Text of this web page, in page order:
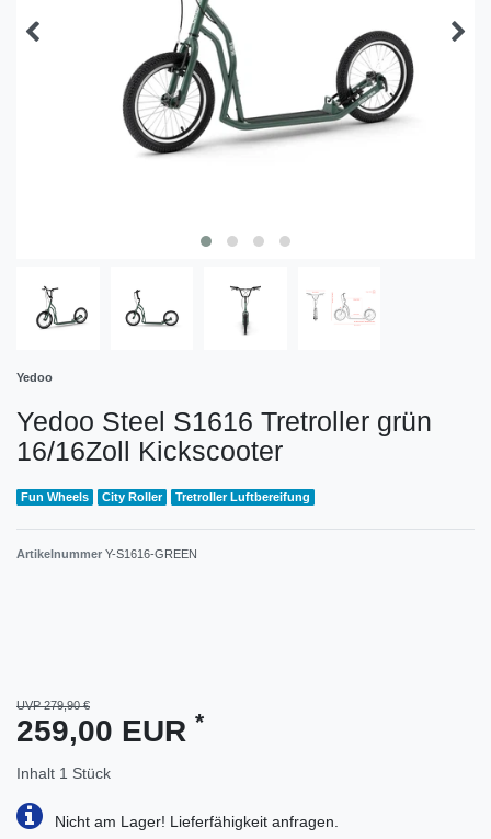
Yedoo
Yedoo Steel S1616 Tretroller grün
16/16Zoll Kickscooter
Fun Wheels City Roller Tretroller Luftbereifung
Artikelnummer Y-S1616-GREEN
UVP 279,90 €
259,00 EUR *
Inhalt 1 Stück
Nicht am Lager! Lieferfähigkeit anfragen.